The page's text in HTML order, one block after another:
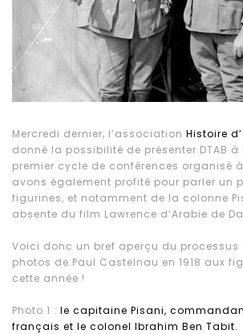
Mercredi dernier, l’association Histoire
donné la possibilité de présenter DTAB à
premier cycle de conférences organisé
avons également profité pour parler un
figurines, et notamment de la colonne
absente du film Lawrence d’Arabie de
Voici donc un bref aperçu du processus
photos de Paul Castelnau en 1918 aux
cette année !
Photo 1 : le capitaine Pisani,
français et le colonel Ibrahim Ben Tabit.